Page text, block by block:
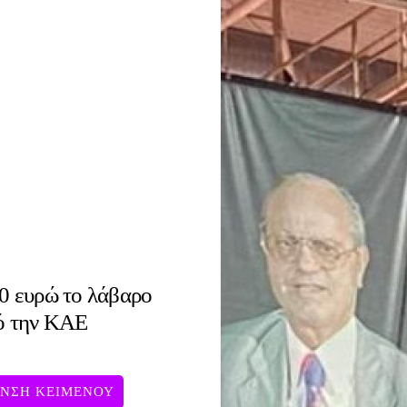
ευρώ το λάβαρο
την ΚΑΕ
ΚΕΙΜΕΝΟΥ